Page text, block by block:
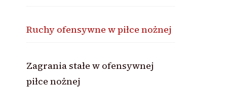
Ruchy ofensywne w piłce nożnej
Zagrania stałe w ofensywnej
piłce nożnej